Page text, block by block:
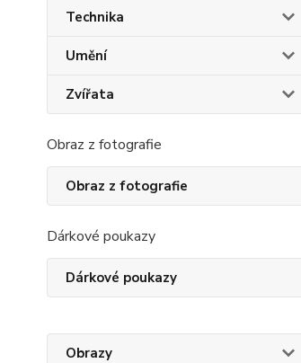
Technika
Umění
Zvířata
Obraz z fotografie
Obraz z fotografie
Dárkové poukazy
Dárkové poukazy
Obrazy